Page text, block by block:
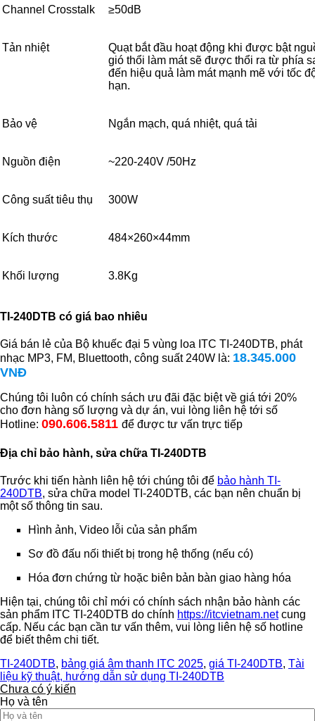
Channel Crosstalk ≥50dB
Tản nhiệt
Quạt bắt đầu hoạt động khi được bật
gió thổi làm mát sẽ được thổi ra từ phía
đến hiệu quả làm mát mạnh mẽ với tốc
hạn.
Bảo vệ Ngắn mạch, quá nhiệt, quá tải
Nguồn điện ~220-240V /50Hz
Công suất tiêu thụ 300W
Kích thước 484×260×44mm
Khối lượng 3.8Kg
TI-240DTB có giá bao nhiêu
Giá bán lẻ của Bộ khuếc đại 5 vùng loa ITC TI-240DTB, phát
nhạc MP3, FM, Bluettooth, công suất 240W là: 18.345.000
VNĐ
Chúng tôi luôn có chính sách ưu đãi đặc biệt về giá tới 20%
cho đơn hàng số lượng và dự án, vui lòng liên hệ tới số
Hotline: 090.606.5811 để được tư vấn trực tiếp
Địa chỉ bảo hành, sửa chữa TI-240DTB
Trước khi tiến hành liên hệ tới chúng tôi để bảo hành TI-
240DTB, sửa chữa model TI-240DTB, các bạn nên chuẩn bị
một số thông tin sau.
Hình ảnh, Video lỗi của sản phẩm
Sơ đồ đấu nối thiết bị trong hệ thống (nếu có)
Hóa đơn chứng từ hoặc biên bản bàn giao hàng hóa
Hiện tại, chúng tôi chỉ mới có chính sách nhận bảo hành các
sản phẩm ITC TI-240DTB do chính https://itcvietnam.netcung
cấp. Nếu các bạn cần tư vấn thêm, vui lòng liên hệ số hotline
để biết thêm chi tiết.
TI-240DTB, bảng giá âm thanh ITC 2025, giá TI-240DTB, Tài
liệu kỹ thuật, hướng dẫn sử dụng TI-240DTB
Chưa có ý kiến
Họ và tên